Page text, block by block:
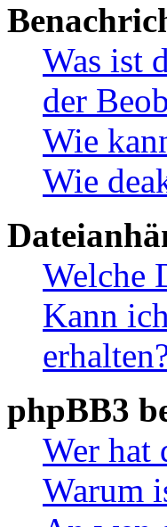
Was ist
der
Wie
Wie
Welche
Kann
phpBB3
Wer hat
Warum